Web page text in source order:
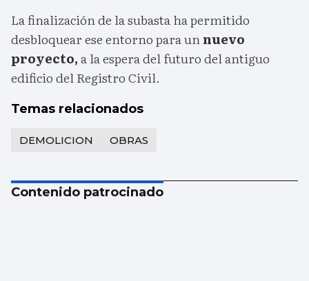
La finalización de la subasta ha permitido
desbloquear ese entorno para unnuevo
proyecto,a la espera del futuro del antiguo
edificio del Registro Civil.
Temas relacionados
DEMOLICION OBRAS
Contenido patrocinado